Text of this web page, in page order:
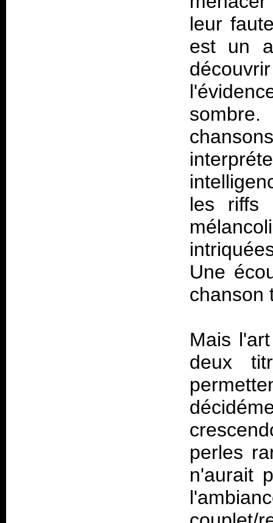
leur
est un
les riffs
Une
chanson
Mais
deux
perles
n'aurait